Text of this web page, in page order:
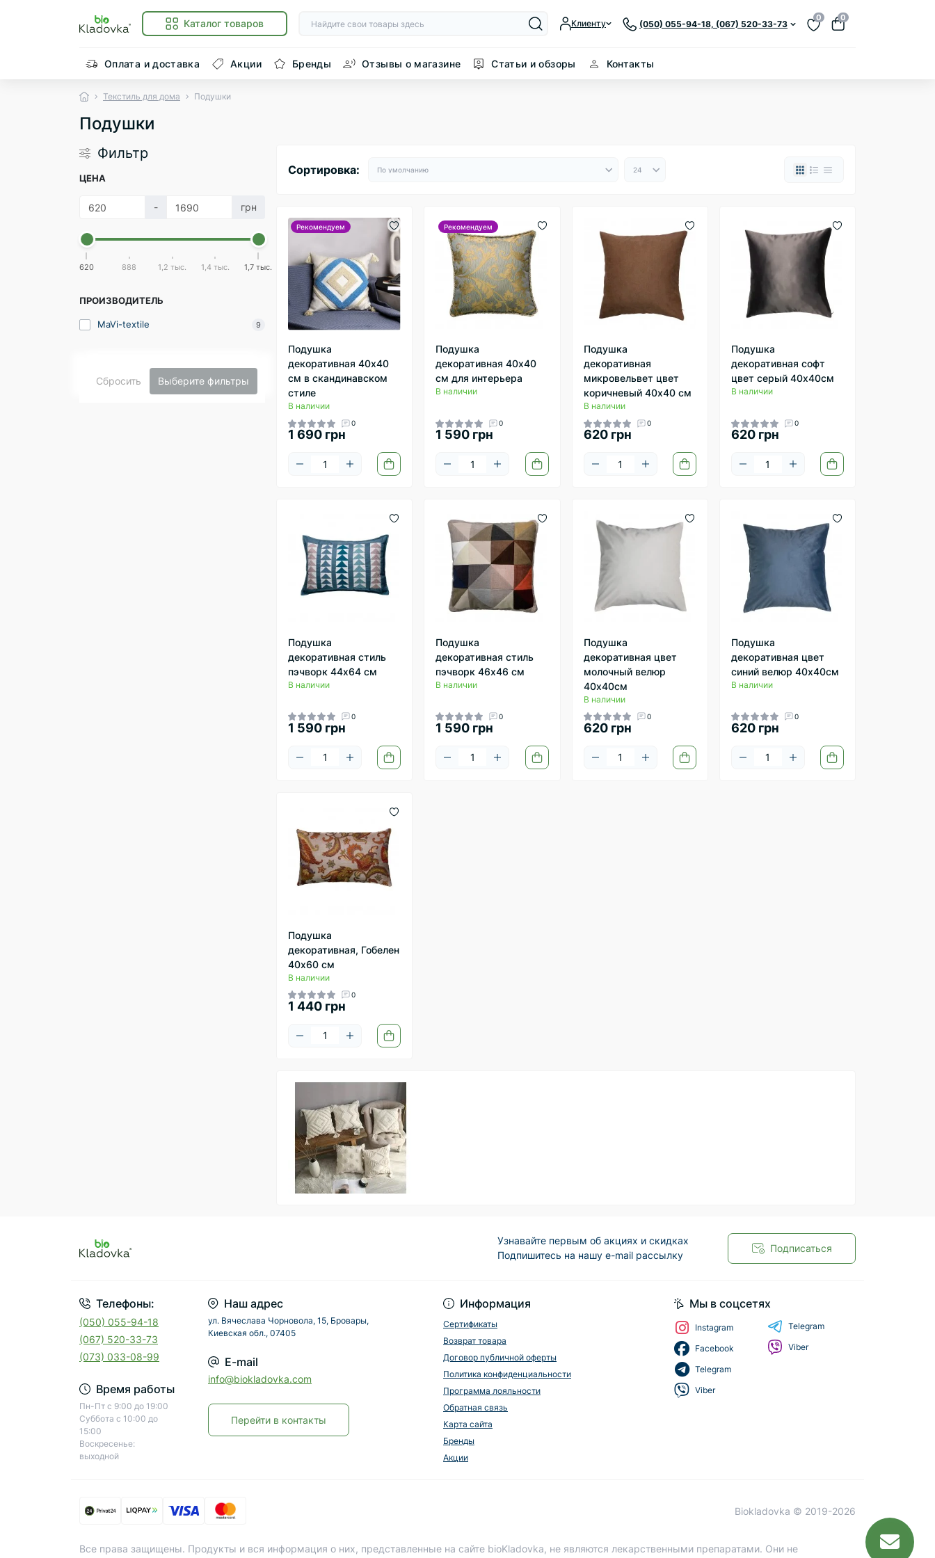
Каталог товаров Клиенту (050) 055-94-18, (067) 520-33-73
0 0
Оплата и доставка Акции Бренды Отзывы о магазине Статьи и обзоры Контакты
Текстиль для дома Подушки
Подушки
Фильтр
ЦЕНА
- грн
620 888 1,2 тыс. 1,4 тыс. 1,7 тыс.
ПРОИЗВОДИТЕЛЬ
MaVi-textile 9
Сбросить Выберите фильтры
Сортировка:
Рекомендуем
Подушка
декоративная 40х40
см в скандинавском
стиле
В наличии
0
1 690 грн
Рекомендуем
Подушка
декоративная 40х40
см для интерьера
В наличии
0
1 590 грн
Подушка
декоративная
микровельвет цвет
коричневый 40х40 см
В наличии
0
620 грн
Подушка
декоративная софт
цвет серый 40х40см
В наличии
0
620 грн
Подушка
декоративная стиль
пэчворк 44х64 см
В наличии
0
1 590 грн
Подушка
декоративная стиль
пэчворк 46х46 см
В наличии
0
1 590 грн
Подушка
декоративная цвет
молочный велюр
40х40см
В наличии
0
620 грн
Подушка
декоративная цвет
синий велюр 40х40см
В наличии
0
620 грн
Подушка
декоративная, Гобелен
40х60 см
В наличии
0
1 440 грн
Узнавайте первым об акциях и скидках
Подпишитесь на нашу e-mail рассылку
Подписаться
Телефоны:
(050) 055-94-18
(067) 520-33-73
(073) 033-08-99
Время работы
Пн-Пт с 9:00 до 19:00
Суббота с 10:00 до
15:00
Воскресенье:
выходной
Наш адрес
ул. Вячеслава Чорновола, 15, Бровары,
Киевская обл., 07405
E-mail
info@biokladovka.com
Перейти в контакты
Информация
Сертификаты
Возврат товара
Договор публичной оферты
Политика конфиденциальности
Программа лояльности
Обратная связь
Карта сайта
Бренды
Акции
Мы в соцсетях
Instagram
Facebook
Telegram
Viber
Telegram
Viber
Biokladovka © 2019-2026
Все права защищены. Продукты и вся информация о них, представленные на сайте bioKladovka, не являются лекарственными препаратами. Они не